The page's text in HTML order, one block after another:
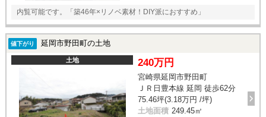
内覧可能です。「築46年×リノベ素材！DIY派におすすめ」
値下がり 延岡市野田町の土地
土地 240万円
宮崎県延岡市野田町
ＪＲ日豊本線 延岡 徒歩62分
75.46坪(3.18万円 /坪)
土地面積 249.45㎡